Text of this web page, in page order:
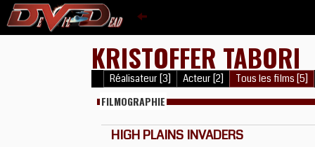
KRISTOFFER TABORI
Réalisateur [3] Acteur [2] Tous les films [5]
FILMOGRAPHIE
HIGH PLAINS INVADERS